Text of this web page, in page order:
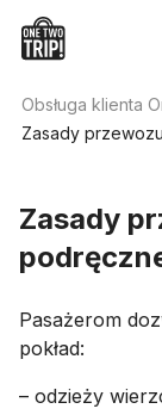
Obsługa klienta
Zasady
Zasady
Pasażerom
pokład:
– odzieży